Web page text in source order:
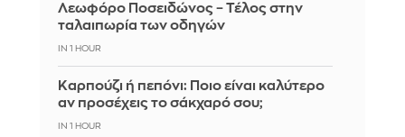
Λεωφόρο Ποσειδώνος – Τέλος στην
ταλαιπωρία των οδηγών
IN 1 HOUR
Καρπούζι ή πεπόνι: Ποιο είναι καλύτερο
αν προσέχεις το σάκχαρό σου;
IN 1 HOUR